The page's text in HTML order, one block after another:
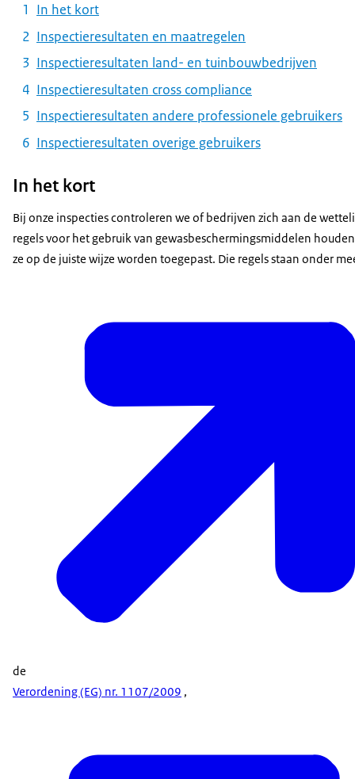
In het kort
Inspectieresultaten en maatregelen
Inspectieresultaten land- en tuinbouwbedrijven
Inspectieresultaten cross compliance
Inspectieresultaten andere professionele gebruikers
Inspectieresultaten overige gebruikers
In het kort
Bij onze inspecties controleren we of bedrijven zich aan de
regels voor het gebruik van gewasbeschermingsmiddelen
ze op de juiste wijze worden toegepast. Die regels staan onder
de
Verordening (EG) nr. 1107/2009 ,